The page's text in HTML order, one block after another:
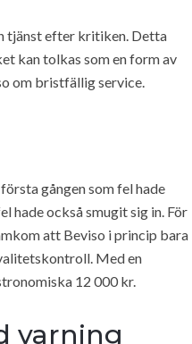
tjänst efter kritiken. Detta
kan tolkas som en form av
om bristfällig service.
gången som fel hade
hade också smugit sig in. För
att Beviso i princip bara
Med en
12 000 kr.
varning